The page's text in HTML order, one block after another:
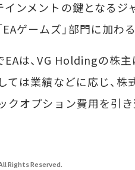
ンメントの鍵となるジ
ゲームズ」部門に加わる
は、VG Holdingの株
ては業績などに応じ、
クオプション費用を引
Rights Reserved.